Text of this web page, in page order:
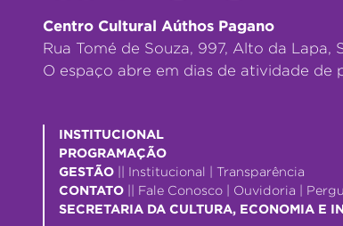
Centro Cultural Aúthos Pagano
Rua Tomé de Souza, 997, Alto da Lapa,
O espaço abre em dias de atividade de
INSTITUCIONAL
PROGRAMAÇÃO
GESTÃO
Institucional
Transparência
CONTATO
Fale Conosco Ouvidoria
SECRETARIA DA CULTURA, ECONOMIA E